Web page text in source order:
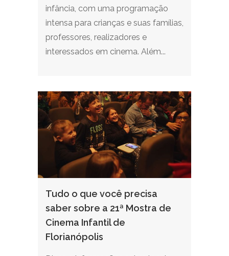
infância, com uma programação
intensa para crianças e suas famílias,
professores, realizadores e
interessados em cinema. Além...
Tudo o que você precisa
saber sobre a 21ª Mostra de
Cinema Infantil de
Florianópolis